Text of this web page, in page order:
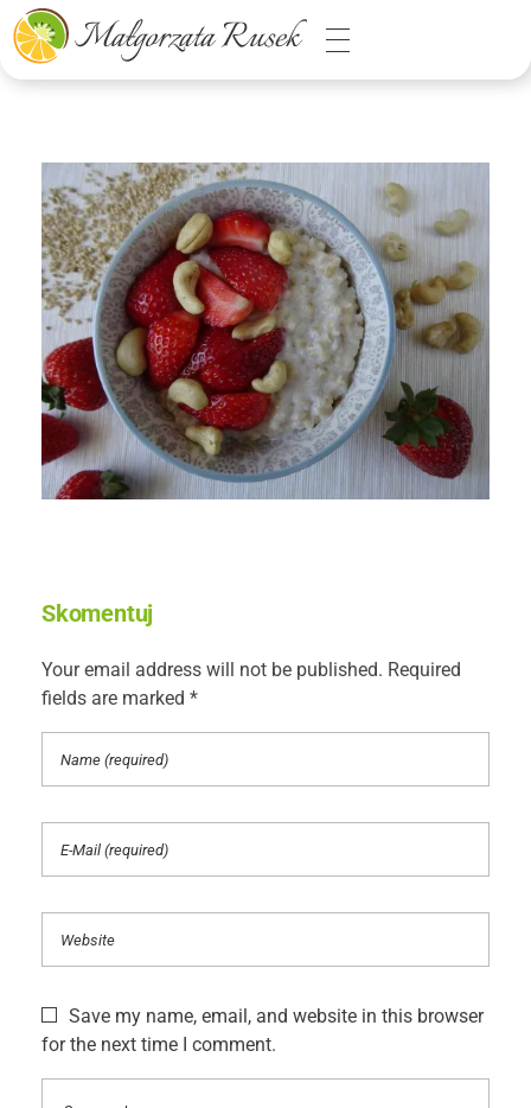
Małgorzata Rusek - dietetyk z pasją
Dietetyka kliniczna & Psychodietetyka
Skomentuj
Your email address will not be published. Required
fields are marked *
Save my name, email, and website in this browser
for the next time I comment.